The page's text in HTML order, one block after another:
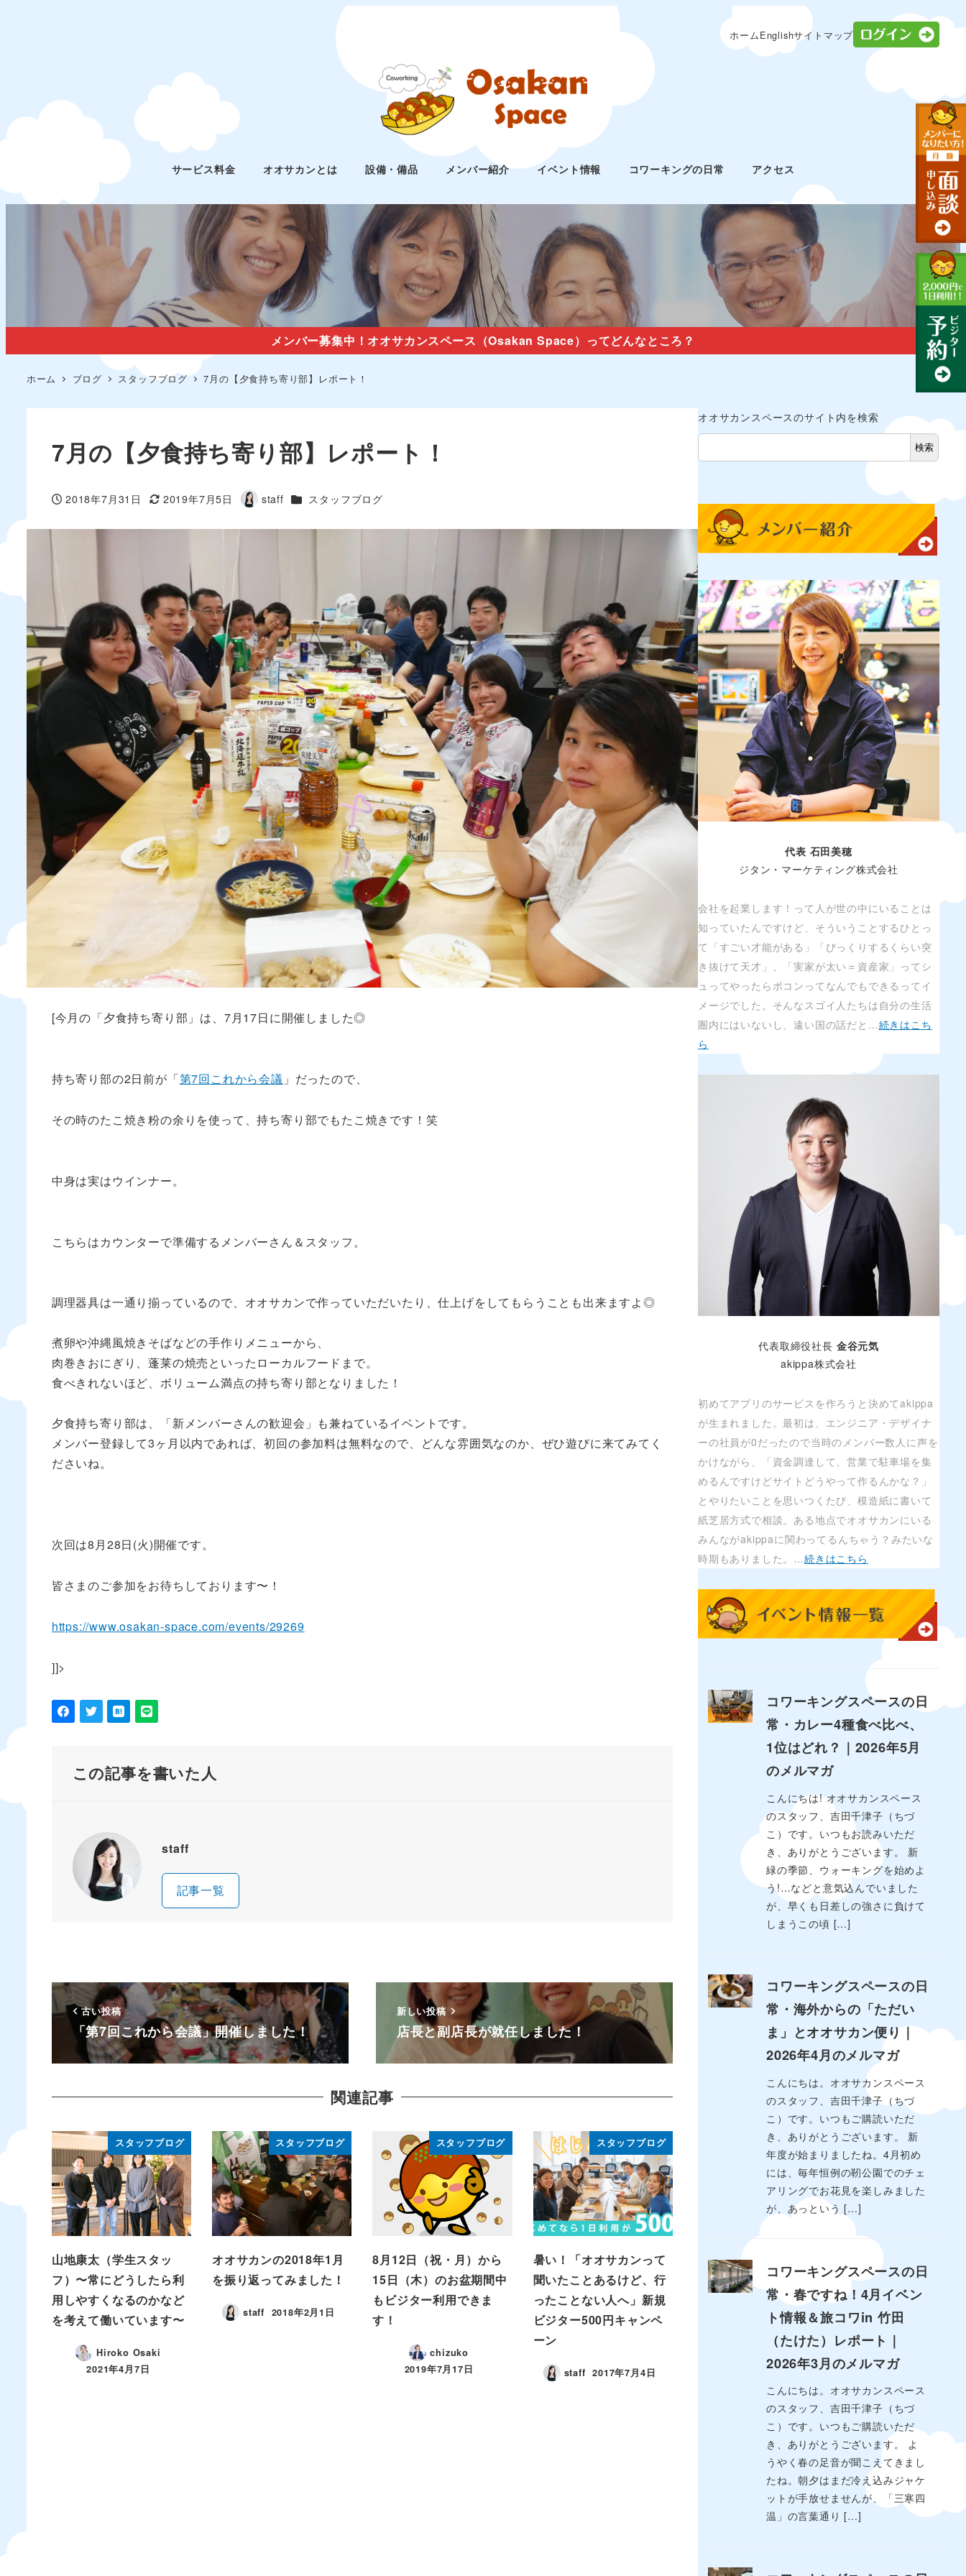
ホームEnglishサイトマップ ログ
サービス料金 オオサカンとは 設備・備品 メンバー紹介 イベント情報 コワーキングの日常 アクセス
スタッフブログ
メンバー募集中！オオサカンスペース（Osakan Space）ってどんなところ？
ホーム ブログ スタッフブログ 7月の【夕食持ち寄り部】レポート！
7月の【夕食持ち寄り部】レポート！
投稿日
2018年7月31日
更新日
2019年7月5日
著
staff カテゴリー
スタッフブログ
[今月の「夕食持ち寄り部」は、7月17日に開催しました◎
持ち寄り部の2日前が「第7回これから会議 」だったので、
その時のたこ焼き粉の余りを使って、持ち寄り部でもたこ焼きです！笑
中身は実はウインナー。
こちらはカウンターで準備するメンバーさん＆スタッフ。
調理器具は一通り揃っているので、オオサカンで作っていただいたり、仕上げをしてもらうことも出来ますよ◎
煮卵や沖縄風焼きそばなどの手作りメニューから、
肉巻きおにぎり、蓬莱の焼売といったローカルフードまで。
食べきれないほど、ボリューム満点の持ち寄り部となりました！
夕食持ち寄り部は、「新メンバーさんの歓迎会」も兼ねているイベントです。
メンバー登録して3ヶ月以内であれば、初回の参加料は無料なので、どんな雰囲気なのか、ぜひ遊びに来てみてく
ださいね。
次回は8月28日(火)開催です。
皆さまのご参加をお待ちしております〜！
https://www.osakan-space.com/events/29269
]]>
この記事を書いた人
staff
記事一覧
古い投稿
「第7回これから会議」開催しました！
新しい投稿
店長と副店長が就任しました！
関連記事
スタッフブログ
山地康太（学生スタッ
フ）〜常にどうしたら利
用しやすくなるのかなど
を考えて働いています〜
Hiroko Osaki
2021年4月7日
スタッフブログ
オオサカンの2018年1月
を振り返ってみました！
staff 2018年2月1日
スタッフブログ
8月12日（祝・月）から
15日（木）のお盆期間中
もビジター利用できま
す！
chizuko
2019年7月17日
スタッフブログ
暑い！「オオサカンって
聞いたことあるけど、行
ったことない人へ」新規
ビジター500円キャンペ
ーン
staff 2017年7月4日
オオサカンスペースのサイト内を検索
検索
代表 石田美穂
ジタン・マーケティング株式会社
会社を起業します！って人が世の中にいることは
知っていたんですけど、そういうことするひとっ
て「すごい才能がある」「びっくりするくらい突
き抜けて天才」、「実家が太い＝資産家」ってシ
ュってやったらポコンってなんでもできるってイ
メージでした。そんなスゴイ人たちは自分の生活
圏内にはいないし、遠い国の話だと…続きはこち
ら
代表取締役社長 金谷元気
akippa株式会社
初めてアプリのサービスを作ろうと決めてakippa
が生まれました。最初は、エンジニア・デザイナ
ーの社員が0だったので当時のメンバー数人に声を
かけながら、「資金調達して、営業で駐車場を集
めるんですけどサイトどうやって作るんかな？」
とやりたいことを思いつくたび、模造紙に書いて
紙芝居方式で相談。ある地点でオオサカンにいる
みんながakippaに関わってるんちゃう？みたいな
時期もありました。…続きはこちら
コワーキングスペースの日
常・カレー4種食べ比べ、
1位はどれ？｜2026年5月
のメルマガ
こんにちは! オオサカンスペース
のスタッフ、吉田千津子（ちづ
こ）です。いつもお読みいただ
き、ありがとうございます。 新
緑の季節、ウォーキングを始めよ
う!…などと意気込んでいました
が、早くも日差しの強さに負けて
しまうこの頃 […]
コワーキングスペースの日
常・海外からの「ただい
ま」とオオサカン便り｜
2026年4月のメルマガ
こんにちは。オオサカンスペース
のスタッフ、吉田千津子（ちづ
こ）です。いつもご購読いただ
き、ありがとうございます。 新
年度が始まりましたね。4月初め
には、毎年恒例の靭公園でのチェ
アリングでお花見を楽しみました
が、あっという […]
コワーキングスペースの日
常・春ですね！4月イベン
ト情報＆旅コワin 竹田
（たけた）レポート｜
2026年3月のメルマガ
こんにちは。オオサカンスペース
のスタッフ、吉田千津子（ちづ
こ）です。いつもご購読いただ
き、ありがとうございます。 よ
うやく春の足音が聞こえてきまし
たね。朝夕はまだ冷え込みジャケ
ットが手放せませんが、「三寒四
温」の言葉通り […]